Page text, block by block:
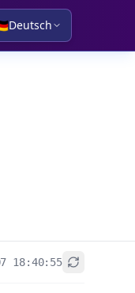
Deutsch
18:40:55